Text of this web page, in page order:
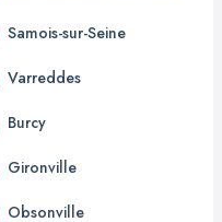
Samois-sur-Seine
Varreddes
Burcy
Gironville
Obsonville